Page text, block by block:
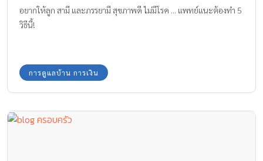
อยากให้ลูก สามี และภรรยามี สุขภาพดี ไม่มีโรค ... แพทย์แนะต้องทำ 5
วิธีนี้!
การดูแลบ้าน การเงิน